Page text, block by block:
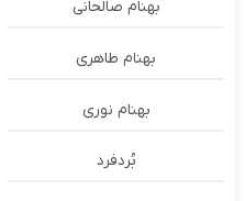
بهنام صالحانی
بهنام طاهری
بهنام نوری
بُردفرد